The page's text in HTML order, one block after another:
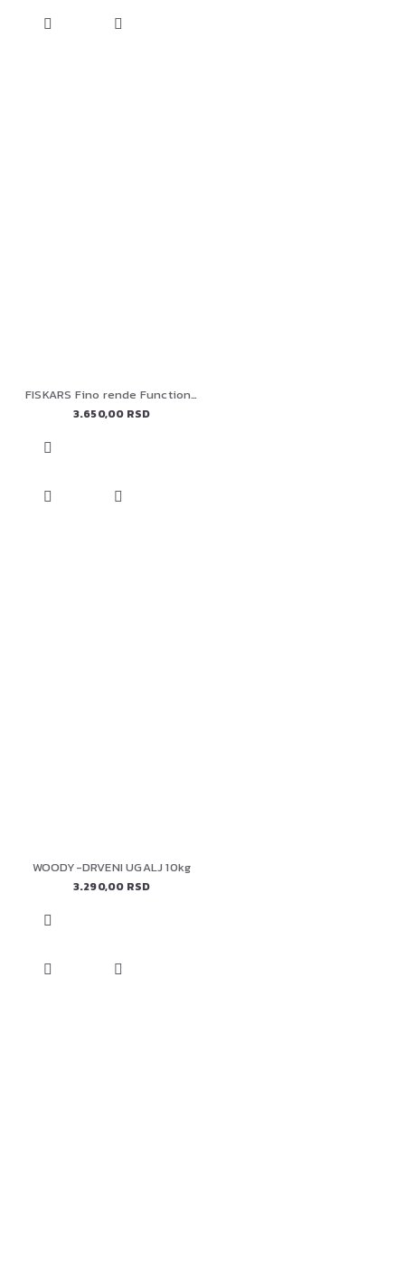
FISKARS Fino rende FunctionalForm, 1014412
3.650,00 RSD
WOODY-DRVENI UGALJ 10kg
3.290,00 RSD